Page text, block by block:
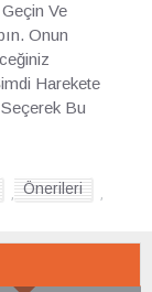
Ve
Onun
Harekete
Bu
Önerileri